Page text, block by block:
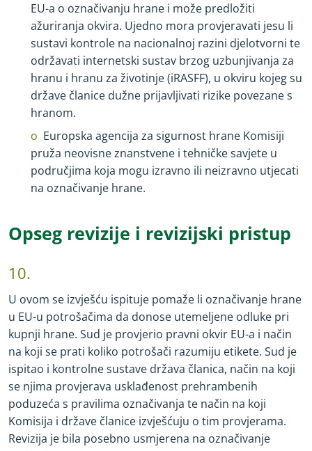
EU-a o označivanju hrane i može predložiti
ažuriranja okvira. Ujedno mora provjeravati jesu li
sustavi kontrole na nacionalnoj razini djelotvorni te
održavati internetski sustav brzog uzbunjivanja za
hranu i hranu za životinje (iRASFF), u okviru kojeg su
države članice dužne prijavljivati rizike povezane s
hranom.
Europska agencija za sigurnost hrane Komisiji
pruža neovisne znanstvene i tehničke savjete u
područjima koja mogu izravno ili neizravno utjecati
na označivanje hrane.
Opseg revizije i revizijski pristup
10.
U ovom se izvješću ispituje pomaže li označivanje hrane
u EU-u potrošačima da donose utemeljene odluke pri
kupnji hrane. Sud je provjerio pravni okvir EU-a i način
na koji se prati koliko potrošači razumiju etikete. Sud je
ispitao i kontrolne sustave država članica, način na koji
se njima provjerava usklađenost prehrambenih
poduzeća s pravilima označivanja te način na koji
Komisija i države članice izvješćuju o tim provjerama.
Revizija je bila posebno usmjerena na označivanje